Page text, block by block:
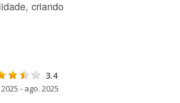
criando
3.4
- ago. 2025